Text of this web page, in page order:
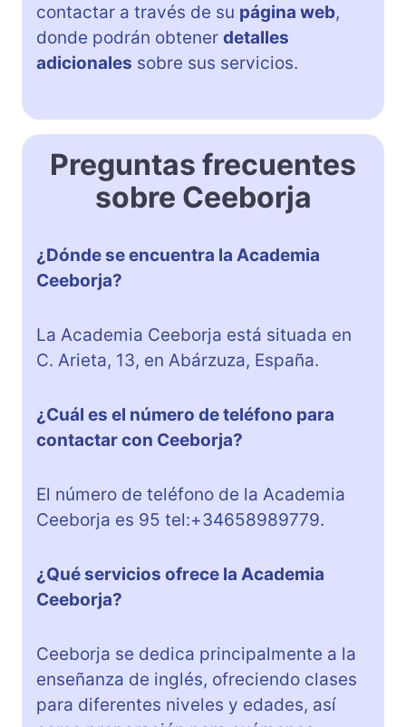
contactar a través de su página web,
donde podrán obtener detalles
adicionales sobre sus servicios.
Preguntas frecuentes
sobre Ceeborja
¿Dónde se encuentra la Academia
Ceeborja?
La Academia Ceeborja está situada en
C. Arieta, 13, en Abárzuza, España.
¿Cuál es el número de teléfono para
contactar con Ceeborja?
El número de teléfono de la Academia
Ceeborja es 95 tel:+34658989779.
¿Qué servicios ofrece la Academia
Ceeborja?
Ceeborja se dedica principalmente a la
enseñanza de inglés, ofreciendo clases
para diferentes niveles y edades, así